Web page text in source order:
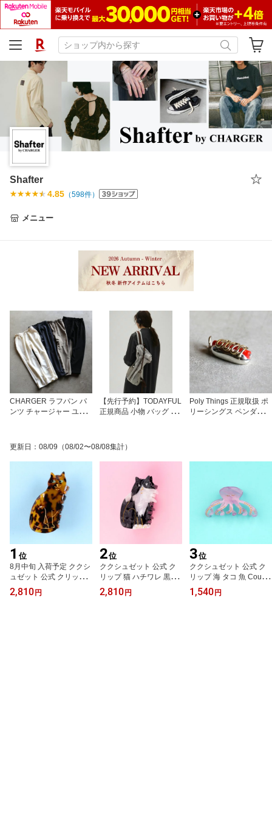
Shafter
4.85 （598件）
メニュー
CHARGER ラフパン パ
ンツ チャージャー ユニ
Over Pants ブラック/グ
レージュ/チャコール/ホ
ワイト 4色展開 2026春
【先行予約】TODAYFUL
正規商品 小物 バッグ リ
パック Useful Sheer Bac
kpack ブラック/アイスブ
ルー BLK/I.BLU 2色展開
正規取り扱い店 2026春
Poly Things 正規取扱 ポ
リーシングス ペンダント
更新日 ： 08/09 （08/02〜08/08集計）
1 位
8月中旬 入荷予定 ククシ
ュゼット 公式 クリップ
猫ベンガル Coucou Suz
ette 正規品 レディース
2,810 円
2位
ククシュゼット 公式 ク
リップ 猫 ハチワレ 黒白
猫 Coucou Suzette 正規
品 レディース ギフト 即
2,810 円
3位
ククシュゼット 公式 ク
リップ 海 タコ 魚 Couco
u Suzette 正規品 レディ
ース ギフト 即日発送 か
1,540 円